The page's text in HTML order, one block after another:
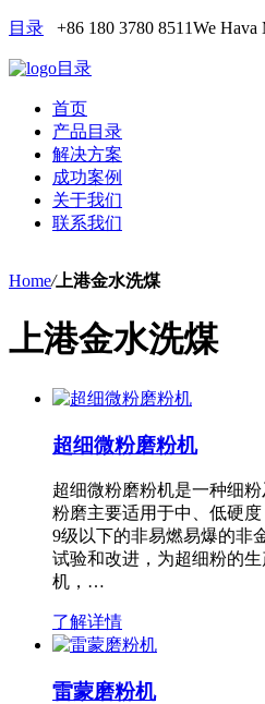
目录 +86 180 3780 8511We Hava
目录
首页
产品目录
解决方案
成功案例
关于我们
联系我们
Home/上港金水洗煤
上港金水洗煤
超细微粉磨粉机
超细微粉磨粉机是一种细
粉磨主要适用于中、低硬
9级以下的非易燃易爆的非
试验和改进，为超细粉的
机，…
了解详情
雷蒙磨粉机